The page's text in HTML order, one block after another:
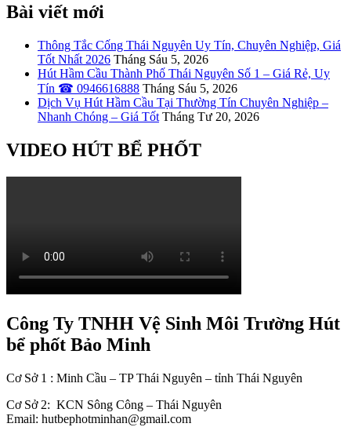
Bài viết mới
Thông Tắc Cống Thái Nguyên Uy Tín, Chuyên Nghiệp, Giá
Tốt Nhất 2026 Tháng Sáu 5, 2026
Hút Hầm Cầu Thành Phố Thái Nguyên Số 1 – Giá Rẻ, Uy
Tín ☎ 0946616888 Tháng Sáu 5, 2026
Dịch Vụ Hút Hầm Cầu Tại Thường Tín Chuyên Nghiệp –
Nhanh Chóng – Giá Tốt Tháng Tư 20, 2026
VIDEO HÚT BỂ PHỐT
Công Ty TNHH Vệ Sinh Môi Trường Hút
bể phốt Bảo Minh
Cơ Sở 1 : Minh Cầu – TP Thái Nguyên – tỉnh Thái Nguyên
Cơ Sở 2: KCN Sông Công – Thái Nguyên
Email: hutbephotminhan@gmail.com